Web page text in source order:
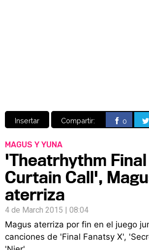
Insertar Compartir: 0
MAGUS Y YUNA
'Theatrhythm
Curtain Call',
aterriza
4 de March 2015 | 08:04
Magus aterriza por fin en el juego
canciones de 'Final Fanatsy X',